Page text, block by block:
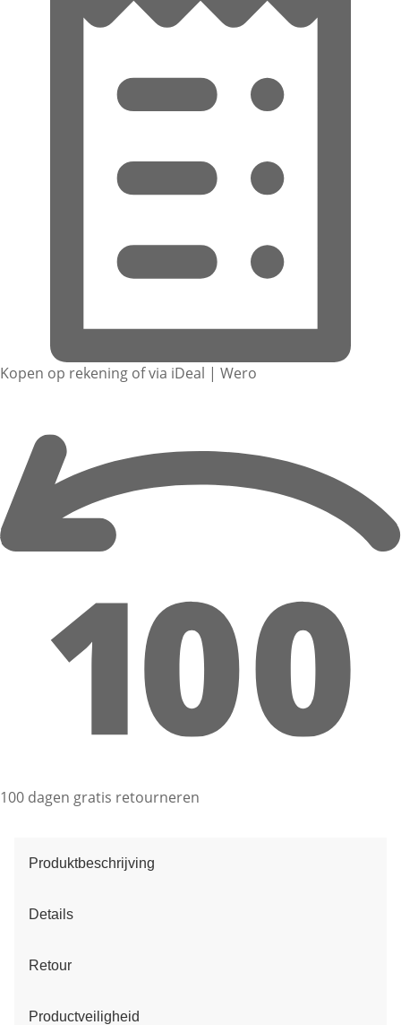
Kopen op rekening of via iDeal | Wero
100 dagen gratis retourneren
Produktbeschrijving
Details
Retour
Productveiligheid